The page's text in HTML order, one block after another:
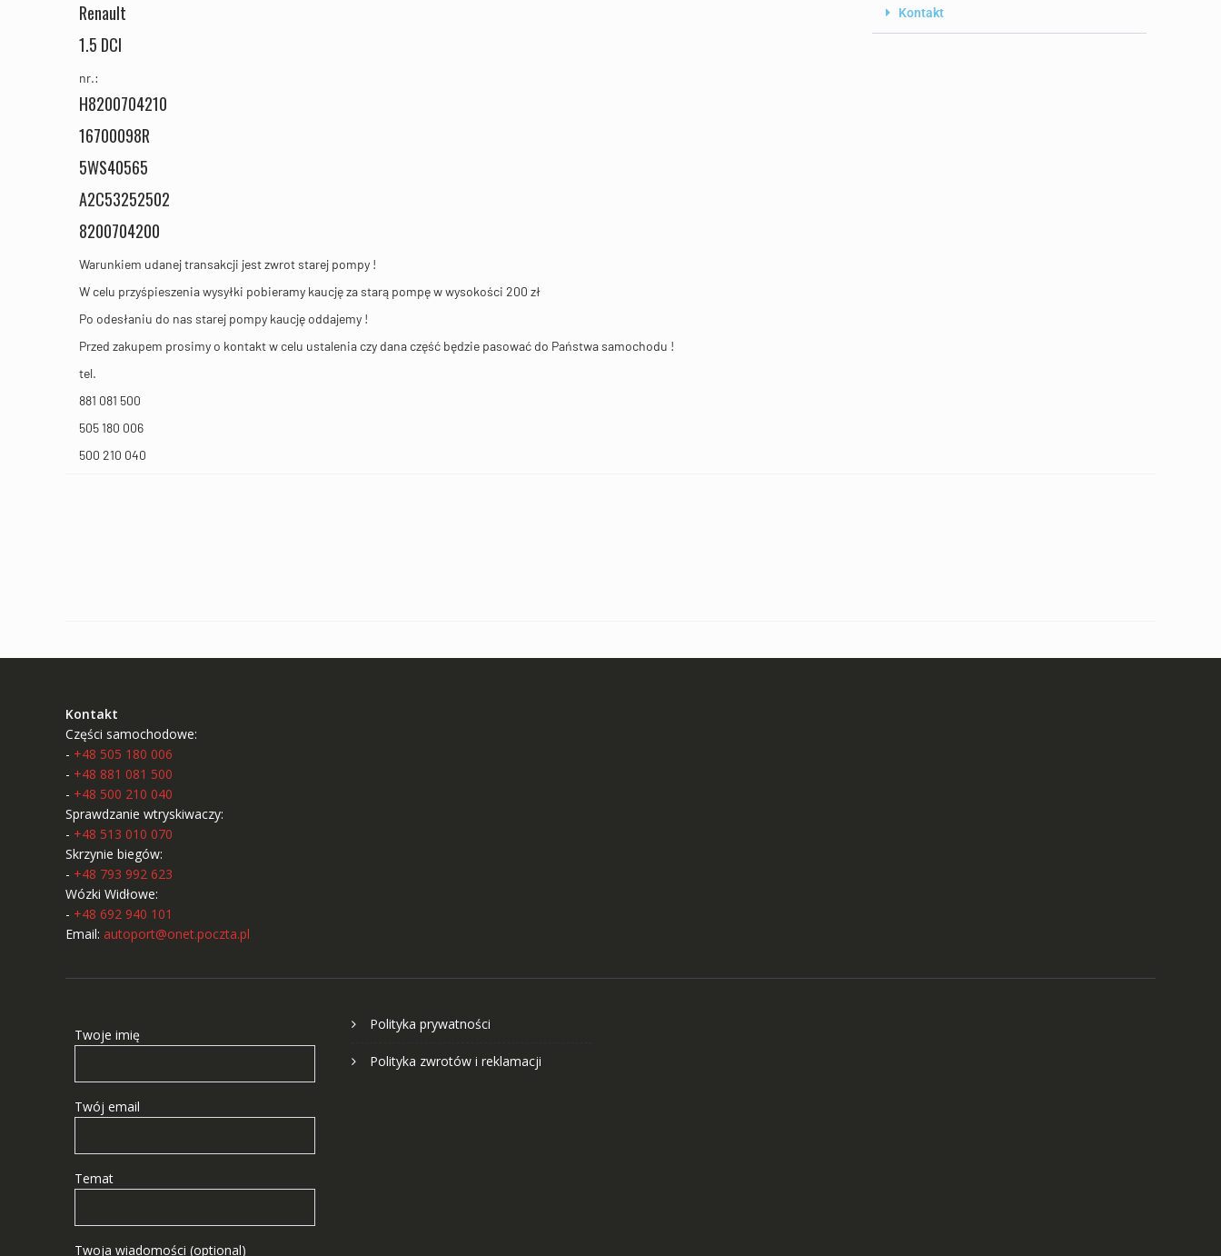
Renault
1.5 DCI
nr.:
H8200704210
16700098R
5WS40565
A2C53252502
8200704200
Warunkiem udanej transakcji jest zwrot starej pompy !
W celu przyśpieszenia wysyłki pobieramy kaucję za starą pompę w wysokości 200 zł
Po odesłaniu do nas starej pompy kaucję oddajemy !
Przed zakupem prosimy o kontakt w celu ustalenia czy dana część będzie pasować do Państwa samochodu !
tel.
881 081 500
505 180 006
500 210 040
Kontakt
Kontakt
Części samochodowe:
- +48 505 180 006
- +48 881 081 500
- +48 500 210 040
Sprawdzanie wtryskiwaczy:
- +48 513 010 070
Skrzynie biegów:
- +48 793 992 623
Wózki Widłowe:
- +48 692 940 101
Email: autoport@onet.poczta.pl
Twoje imię
Twój email
Temat
Twoja wiadomości (optional)
Polityka prywatności
Polityka zwrotów i reklamacji